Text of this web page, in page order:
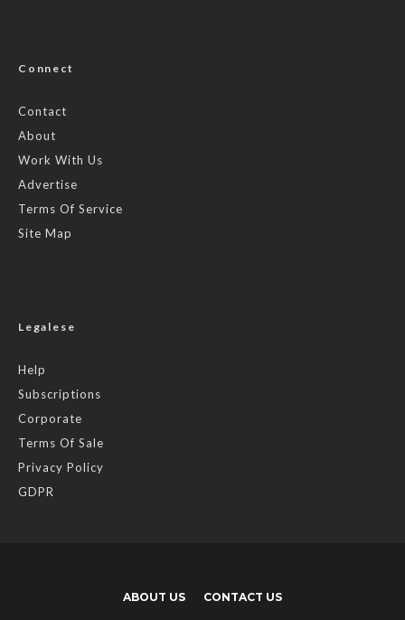
Connect
Contact
About
Work With Us
Advertise
Terms Of Service
Site Map
Legalese
Help
Subscriptions
Corporate
Terms Of Sale
Privacy Policy
GDPR
ABOUT US CONTACT US